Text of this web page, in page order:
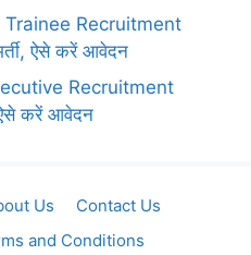
Recruitment
ऐसे करें आवेदन
Recruitment
ऐसे करें आवेदन
Us
Contact Us
and Conditions